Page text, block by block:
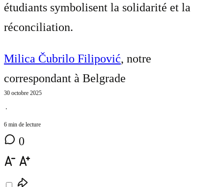
étudiants symbolisent la solidarité et la
réconciliation.
Milica Čubrilo Filipović, notre
correspondant à Belgrade
30 octobre 2025
⋅
6 min de lecture
0